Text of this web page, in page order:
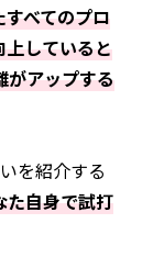
べてのプロ
していると
がアップする
を紹介する
た自身で試打